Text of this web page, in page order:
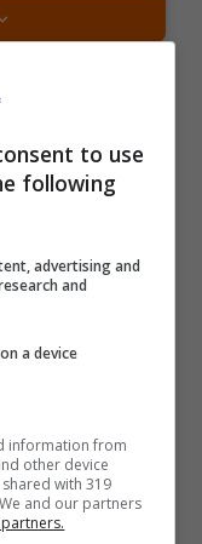
2.050€
in Bonus
to use
following
advertising and
and
a device
information from
other device
with 319
and our partners